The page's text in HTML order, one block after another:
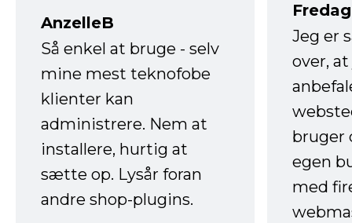
AnzelleB
Så enkel at bruge - selv
mine mest teknofobe
klienter kan
administrere. Nem at
installere, hurtig at
sætte op. Lysår foran
andre shop-plugins.
Jeg er
over,
bruger
egen
med